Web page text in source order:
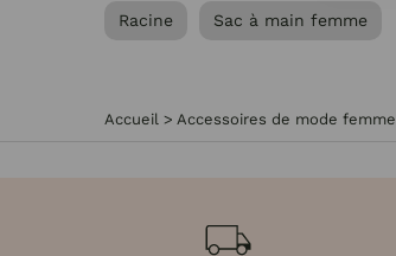
Racine Sac à main femme
Accueil > Accessoires de mode femme